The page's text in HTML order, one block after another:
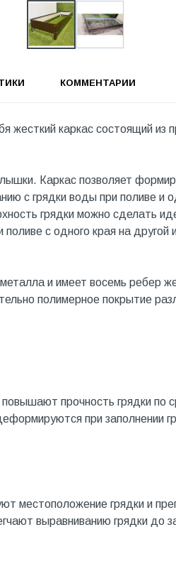
КОММЕНТАРИИ
жесткий каркас состоящий из
Каркас позволяет
с грядки воды при поливе и
грядки можно сделать
с одного края на другой
и имеет восемь ребер
полимерное покрытие
прочность грядки по
при заполнении
местоположение грядки и
выравниванию грядки до